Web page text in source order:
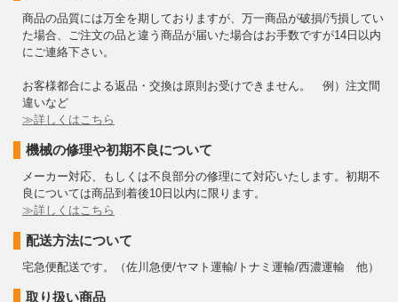
商品の品質には万全を期しておりますが、万一商品が破損/汚損してい
た場合、ご注文の品と違う商品が届いた場合はお手数ですが14日以内
にご連絡下さい。
お客様都合による返品・交換は原則お受けできません。 例）注文間
違いなど
≫詳しくはこちら
機械の修理や初期不良について
メーカー対応、もしくは不良部分の修理にて対応いたします。初期不
良については商品到着後10日以内に限ります。
≫詳しくはこちら
配送方法について
宅急便配送です。（佐川急便/ヤマト運輸/トナミ運輸/西濃運輸 他）
取り扱い商品